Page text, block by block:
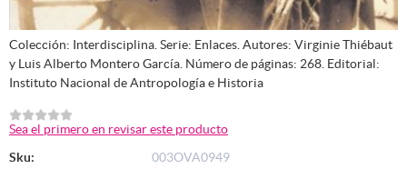
Colección: Interdisciplina. Serie: Enlaces. Autores: Virginie Thiébaut
y Luis Alberto Montero García. Número de páginas: 268. Editorial:
Instituto Nacional de Antropología e Historia
Sea el primero en revisar este producto
Sku:
003OVA0949